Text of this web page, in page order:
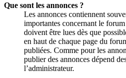
Que sont les annonces ?
Les annonces contiennent
importantes concernant le
doivent être lues dès que
en haut de chaque page du
publiées. Comme pour les
publier des annonces dépend
l’administrateur.